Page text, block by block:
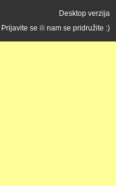
Desktop verzija
Prijavite se ili nam se pridružite :)